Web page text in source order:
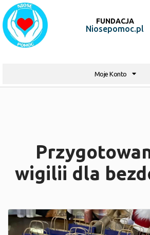
FUNDACJA
Niosepomoc.pl
Moje Konto
wigilii dla